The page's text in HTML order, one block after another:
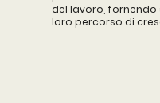
del lavoro,
loro percorso di